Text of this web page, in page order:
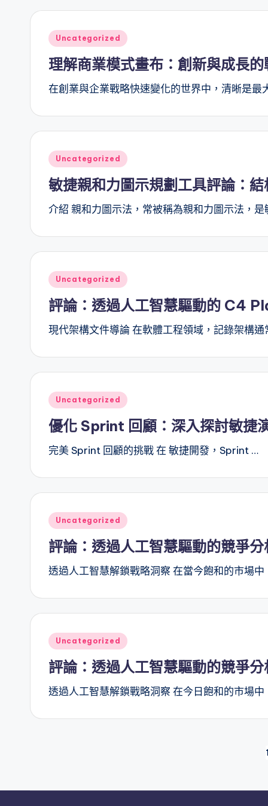
I
s
tr
U
d
Posted
Uncategorized
理解商業模式畫布：創新與成長
在創業與企業戰略快速變化的世界中，清晰是最
Posted
in
Uncategorized
敏捷親和力圖示規劃工具評論：
介紹 親和力圖示法，常被稱為親和力圖示法，
Posted
in
Uncategorized
評論：透過人工智慧驅動的 C4
現代架構文件導論 在軟體工程領域，記錄架構
Posted
in
Uncategorized
優化 Sprint 回顧：深入探討敏捷
完美 Sprint 回顧的挑戰 在 敏捷開發，Sprint …
Posted
in
Uncategorized
評論：透過人工智慧驅動的競爭
透過人工智慧解鎖戰略洞察 在當今飽和的市場
Posted
in
Uncategorized
評論：透過人工智慧驅動的競爭
透過人工智慧解鎖戰略洞察 在今日飽和的市場
章